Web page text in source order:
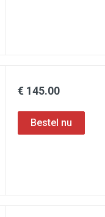
€ 145.00